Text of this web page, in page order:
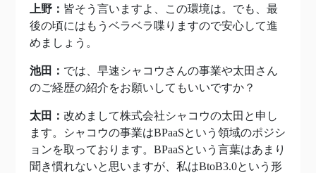
上野： 皆そう言いますよ、この環境は。でも、最
後の頃にはもうベラベラ喋りますので安心して進
めましょう。
池田： では、早速シャコウさんの事業や太田さん
のご経歴の紹介をお願いしてもいいですか？
太田： 改めまして株式会社シャコウの太田と申し
ます。シャコウの事業はBPaaSという領域のポジシ
ョンを取っております。BPaaSという言葉はあまり
聞き慣れないと思いますが、私はBtoB3.0という形